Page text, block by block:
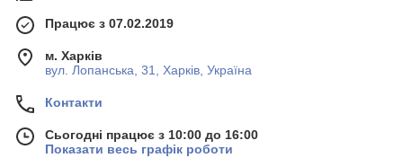
Працює з 07.02.2019
м. Харків
вул. Лопанська, 31, Харків, Україна
Контакти
Сьогодні працює з 10:00 до 16:00
Показати весь графік роботи